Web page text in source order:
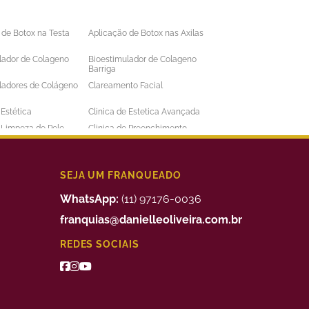
Botox na Testa
Aplicação de Botox nas Axilas
de Colageno
Bioestimulador de Colageno
Barriga
de Colágeno
Clareamento Facial
Clinica de Estetica Avançada
de Pele
Clinica de Preenchimento
Labial
Depilação a Laser Masculina
Preenchimento Facial Valor
Tratamento da Alopecia
de Bigode Chines
Tratamento de Celulite nas
SEJA UM FRANQUEADO
WhatsApp: (11) 97176-0036
franquias@danielleoliveira.com.br
REDES SOCIAIS